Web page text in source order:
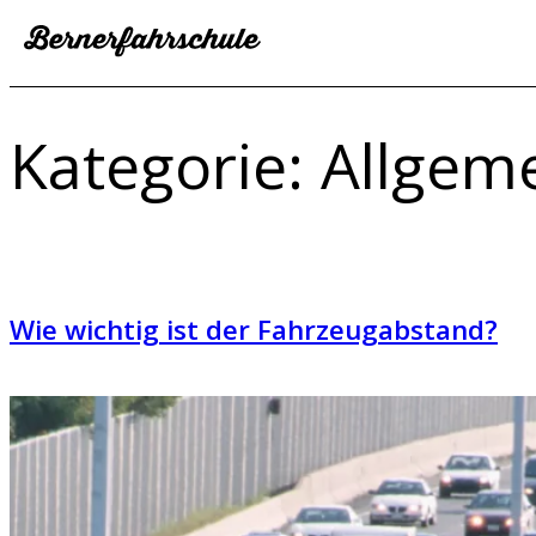
Zum
Inhalt
springen
Kategorie:
Wie wichtig ist der Fahrzeugabstand?